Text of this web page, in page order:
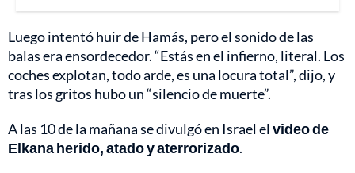
Luego intentó huir de Hamás, pero el sonido de las
balas era ensordecedor. “Estás en el infierno, literal. Los
coches explotan, todo arde, es una locura total”, dijo, y
tras los gritos hubo un “silencio de muerte”.
A las 10 de la mañana se divulgó en Israel elvideo de
Elkana herido, atado y aterrorizado.